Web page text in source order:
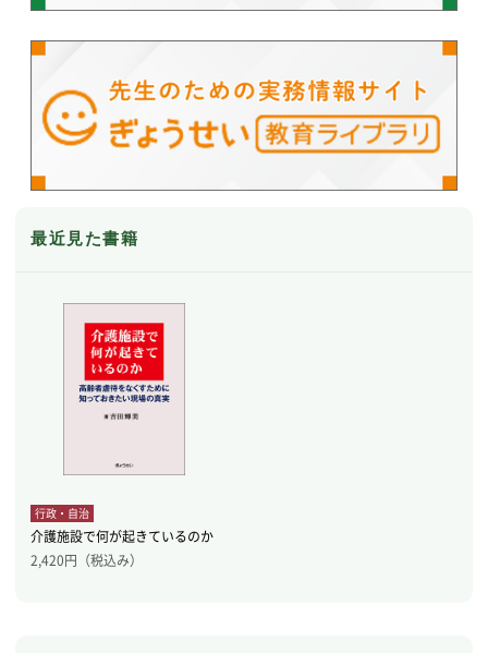
最近見た書籍
行政・自治
介護施設で何が起きているのか
2,420円（税込み）